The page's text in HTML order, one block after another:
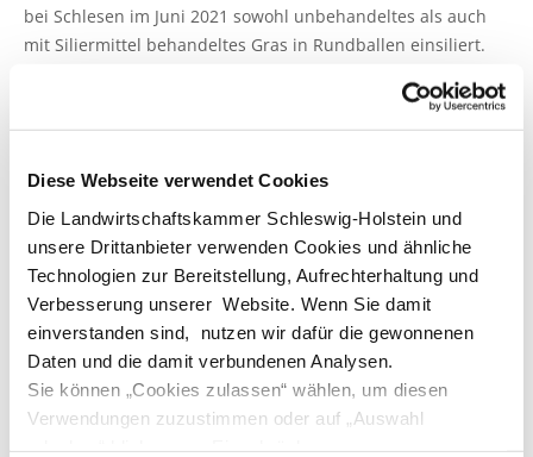
Diese Webseite verwendet Cookies
Die Landwirtschaftskammer Schleswig-Holstein und
unsere Drittanbieter verwenden Cookies und ähnliche
Technologien zur Bereitstellung, Aufrechterhaltung und
Verbesserung unserer Website. Wenn Sie damit
einverstanden sind, nutzen wir dafür die gewonnenen
Daten und die damit verbundenen Analysen.
Sie können „Cookies zulassen“ wählen, um diesen
Verwendungen zuzustimmen oder auf „Auswahl
bei Schlesen im Juni 2021 sowohl unbehandeltes als auch
mit Siliermittel behandeltes Gras in Rundballen einsiliert.
Pickup der Rundballenpresse. Das Siliermittel enthält
sowohl homo- als auch heterofermentative MSB, es wird im
welche die Aktivität von Hefen hemmt. Zur Ermittlung der
TM-Verluste wurden die Ballen nach dem Wickeln und vor
dem Öffnen gewogen, Proben wurden nach dem Öffnen mit
einem Bohraufsatz an verschiedenen Stellen der Ballen
gezogen. Die Silageproben wurden auf den Gehalt an
wasserlöslichen Kohlenhydraten, die Gärqualität, den
Keimbesatz und die aerobe Stabilität (Labormaßstab)
untersucht.